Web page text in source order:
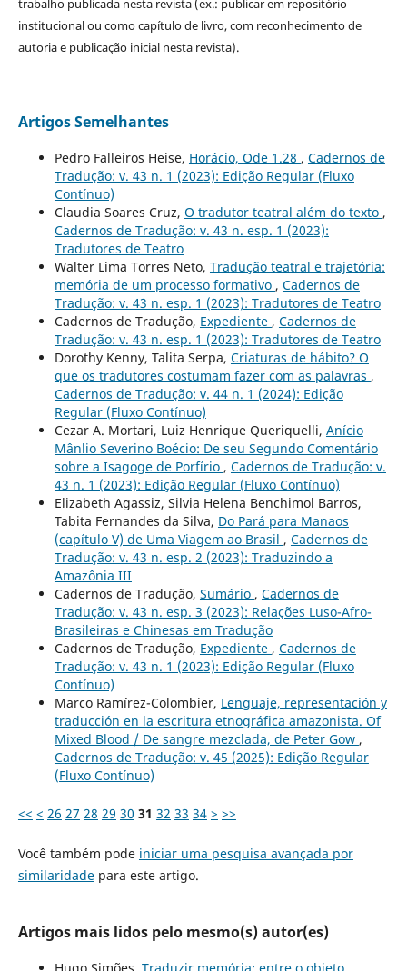
trabalho publicada nesta revista (ex.: publicar em repositório
institucional ou como capítulo de livro, com reconhecimento de
autoria e publicação inicial nesta revista).
Artigos Semelhantes
Pedro Falleiros Heise, Horácio, Ode 1.28 , Cadernos de
Tradução: v. 43 n. 1 (2023): Edição Regular (Fluxo
Contínuo)
Claudia Soares Cruz, O tradutor teatral além do texto ,
Cadernos de Tradução: v. 43 n. esp. 1 (2023):
Tradutores de Teatro
Walter Lima Torres Neto, Tradução teatral e trajetória:
memória de um processo formativo , Cadernos de
Tradução: v. 43 n. esp. 1 (2023): Tradutores de Teatro
Cadernos de Tradução, Expediente , Cadernos de
Tradução: v. 43 n. esp. 1 (2023): Tradutores de Teatro
Dorothy Kenny, Talita Serpa, Criaturas de hábito? O
que os tradutores costumam fazer com as palavras ,
Cadernos de Tradução: v. 44 n. 1 (2024): Edição
Regular (Fluxo Contínuo)
Cezar A. Mortari, Luiz Henrique Queriquelli, Anício
Mânlio Severino Boécio: De seu Segundo Comentário
sobre a Isagoge de Porfírio , Cadernos de Tradução: v.
43 n. 1 (2023): Edição Regular (Fluxo Contínuo)
Elizabeth Agassiz, Silvia Helena Benchimol Barros,
Tabita Fernandes da Silva, Do Pará para Manaos
(capítulo V) de Uma Viagem ao Brasil , Cadernos de
Tradução: v. 43 n. esp. 2 (2023): Traduzindo a
Amazônia III
Cadernos de Tradução, Sumário , Cadernos de
Tradução: v. 43 n. esp. 3 (2023): Relações Luso-Afro-
Brasileiras e Chinesas em Tradução
Cadernos de Tradução, Expediente , Cadernos de
Tradução: v. 43 n. 1 (2023): Edição Regular (Fluxo
Contínuo)
Marco Ramírez-Colombier, Lenguaje, representación y
traducción en la escritura etnográfica amazonista. Of
Mixed Blood / De sangre mezclada, de Peter Gow ,
Cadernos de Tradução: v. 45 (2025): Edição Regular
(Fluxo Contínuo)
<< < 26 27 28 29 30 31 32 33 34 > >>
Você também pode iniciar uma pesquisa avançada por
similaridadepara este artigo.
Artigos mais lidos pelo mesmo(s) autor(es)